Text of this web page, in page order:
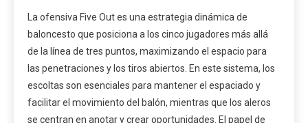
La ofensiva Five Out es una estrategia dinámica de
baloncesto que posiciona a los cinco jugadores más allá
de la línea de tres puntos, maximizando el espacio para
las penetraciones y los tiros abiertos. En este sistema, los
escoltas son esenciales para mantener el espaciado y
facilitar el movimiento del balón, mientras que los aleros
se centran en anotar y crear oportunidades. El papel de